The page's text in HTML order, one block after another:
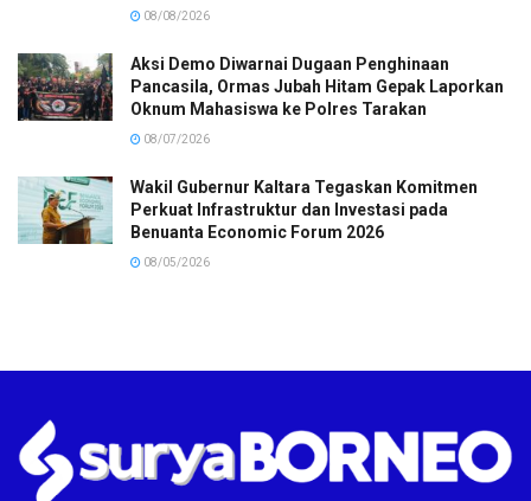
08/08/2026
Aksi Demo Diwarnai Dugaan Penghinaan
Pancasila, Ormas Jubah Hitam Gepak Laporkan
Oknum Mahasiswa ke Polres Tarakan
08/07/2026
Wakil Gubernur Kaltara Tegaskan Komitmen
Perkuat Infrastruktur dan Investasi pada
Benuanta Economic Forum 2026
08/05/2026